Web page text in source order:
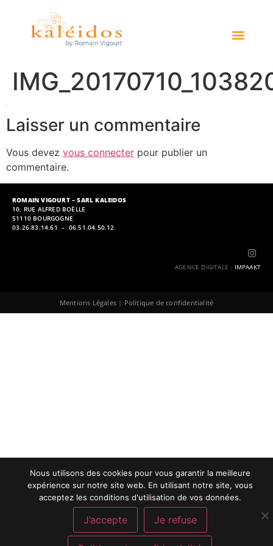
Laisser un commentaire
Vous devez vous connecter pour publier un
commentaire.
ROMAIN VIGOURT – SARL KALEIDOS
10, RUE ALFRED BOËLLE
51110 BOURGOGNE
03.26.83.14.61 – 06.51.04.50.12
AGENCE DIGITALE : IMPAAKT
Mentions Légales| Politique de confidentialité
Nous utilisons des cookies pour vous garantir la meilleure
expérience sur notre site web. En utilisant notre site, vous
acceptez les conditions d'utilisation de vos données.
J’accepte Je refuse